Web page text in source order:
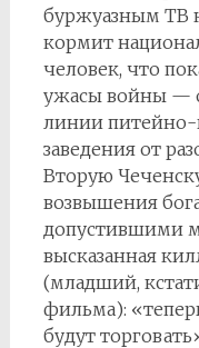
буржуазным ТВ
кормит
человек, что
ужасы войны —
линии питейно-
заведения от
Вторую
возвышения
допустившими
высказанная
(младший,
фильма):
будут